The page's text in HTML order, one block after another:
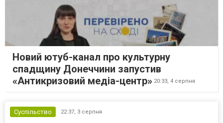
Новий ютуб-канал про культурну
спадщину Донеччини запустив
«Антикризовий медіа-центр» 20:33, 4 серпня
Суспільство 22:37, 3 серпня